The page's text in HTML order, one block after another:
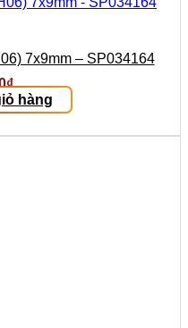
7x9mm – SP034164
₫
hàng